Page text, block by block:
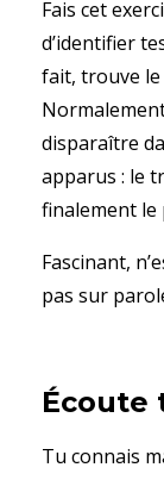
Fais cet
d’identifier
fait, trouve le
disparaître
apparus : le
finalement le
Fascinant,
pas sur
Écoute
Tu connais